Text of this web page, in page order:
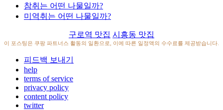
참취는 어떤 나물일까?
미역취는 어떤 나물일까?
구로역 맛집 시흥동 맛집
이 포스팅은 쿠팡 파트너스 활동의 일환으로, 이에 따른 일정액의 수수료를 제공받습니다.
피드백 보내기
help
terms of service
privacy policy
content policy
twitter